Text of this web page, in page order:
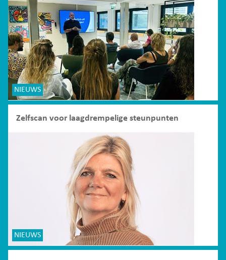
NIEUWS
Zelfscan voor laagdrempelige steunpunten
NIEUWS